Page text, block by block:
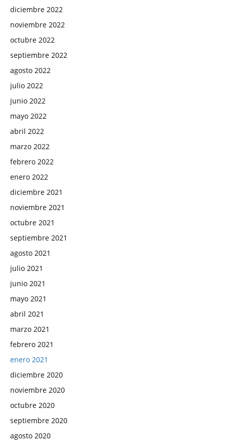
diciembre 2022
noviembre 2022
octubre 2022
septiembre 2022
agosto 2022
julio 2022
junio 2022
mayo 2022
abril 2022
marzo 2022
febrero 2022
enero 2022
diciembre 2021
noviembre 2021
octubre 2021
septiembre 2021
agosto 2021
julio 2021
junio 2021
mayo 2021
abril 2021
marzo 2021
febrero 2021
enero 2021
diciembre 2020
noviembre 2020
octubre 2020
septiembre 2020
agosto 2020